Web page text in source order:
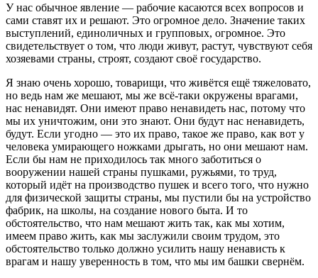
У нас обычное явление — рабочие касаются всех вопросов и
сами ставят их и решают. Это огромное дело. Значение таких
выступлений, единоличных и групповых, огромное. Это
свидетельствует о том, что люди живут, растут, чувствуют себя
хозяевами страны, строят, создают своё государство.
Я знаю очень хорошо, товарищи, что живётся ещё тяжеловато,
но ведь нам же мешают, мы же всё-таки окружены врагами,
нас ненавидят. Они имеют право ненавидеть нас, потому что
мы их уничтожим, они это знают. Они будут нас ненавидеть,
будут. Если угодно — это их право, такое же право, как вот у
человека умирающего ножками дрыгать, но они мешают нам.
Если бы нам не приходилось так много заботиться о
вооружении нашей страны пушками, ружьями, то труд,
который идёт на производство пушек и всего того, что нужно
для физической защиты страны, мы пустили бы на устройство
фабрик, на школы, на создание нового быта. И то
обстоятельство, что нам мешают жить так, как мы хотим,
имеем право жить, как мы заслужили своим трудом, это
обстоятельство только должно усилить нашу ненависть к
врагам и нашу уверенность в том, что мы им башки свернём.